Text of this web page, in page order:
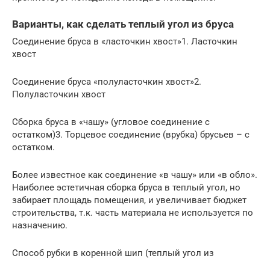
Варианты, как сделать теплый угол из бруса
Соединение бруса в «ласточкин хвост»1. Ласточкин
хвост
Соединение бруса «полуласточкин хвост»2.
Полуласточкин хвост
Сборка бруса в «чашу» (угловое соединение с
остатком)3. Торцевое соединение (врубка) брусьев – с
остатком.
Более известное как соединение «в чашу» или «в обло».
Наиболее эстетичная сборка бруса в теплый угол, но
забирает площадь помещения, и увеличивает бюджет
строительства, т.к. часть материала не используется по
назначению.
Способ рубки в коренной шип (теплый угол из